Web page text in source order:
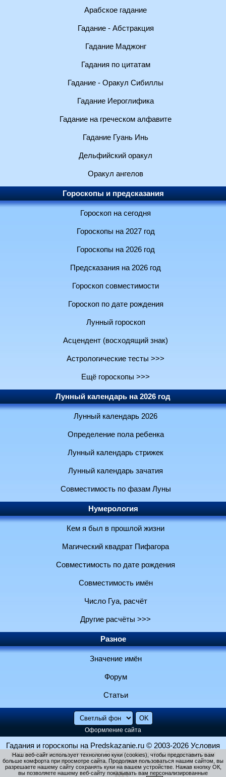
Арабское гадание
Гадание - Абстракция
Гадание Маджонг
Гадания по цитатам
Гадание - Оракул Сибиллы
Гадание Иероглифика
Гадание на греческом алфавите
Гадание Гуань Инь
Дельфийский оракул
Оракул ангелов
Гороскопы и предсказания
Гороскоп на сегодня
Гороскопы на 2027 год
Гороскопы на 2026 год
Предсказания на 2026 год
Гороскоп совместимости
Гороскоп по дате рождения
Лунный гороскоп
Асцендент (восходящий знак)
Астрологические тесты >>>
Ещё гороскопы >>>
Лунный календарь на 2026 год
Лунный календарь 2026
Определение пола ребенка
Лунный календарь стрижек
Лунный календарь зачатия
Совместимость по фазам Луны
Нумерология
Кем я был в прошлой жизни
Магический квадрат Пифагора
Совместимость по дате рождения
Совместимость имён
Число Гуа, расчёт
Другие расчёты >>>
Разное
Значение имён
Форум
Статьи
Оформление сайта
Гадания и гороскопы на Predskazanie.ru © 2003-2026 Условия
использования и контакты Политика конфиденциальности
Использование файлов cookie
Наш веб-сайт использует технологию куки (cookies), чтобы предоставить вам
больше комфорта при просмотре сайта. Продолжая пользоваться нашим сайтом, вы
разрешаете нашему сайту сохранять куки на вашем устройстве. Нажав кнопку ОК,
вы позволяете нашему веб-сайту показывать вам персонализированные